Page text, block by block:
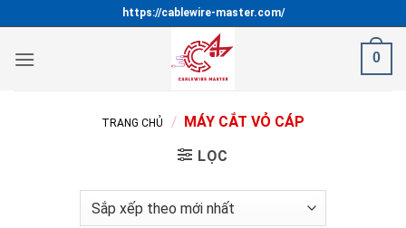
qua
nội
https://cablewire-master.com/
0
TRANG CHỦ / MÁY CẮT VỎ CÁP
LỌC